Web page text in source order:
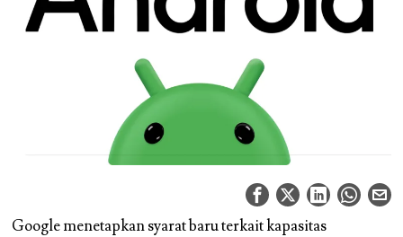
Google menetapkan syarat baru terkait kapasitas